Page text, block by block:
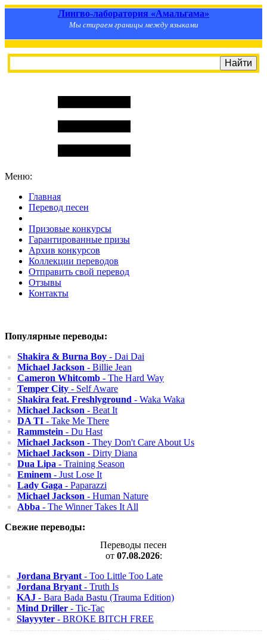
Лингво-лаборатория «Амальгама»
Мы стираем границы между языками
Меню:
Главная
Перевод песен
Призовые конкурсы
Гарантированные призы
Архив конкурсов
Коллекции переводов
Отправить свой перевод
Отзывы
Контакты
Популярные переводы:
Shakira & Burna Boy - Dai Dai
Michael Jackson - Billie Jean
Cameron Whitcomb - The Hard Way
Temper City - Self Aware
Shakira feat. Freshlyground - Waka Waka
Michael Jackson - Beat It
DA TI - Take Me There
Rammstein - Du Hast
Michael Jackson - They Don't Care About Us
Michael Jackson - Dirty Diana
Dua Lipa - Training Season
Eminem - Just Lose It
Lady Gaga - Paparazzi
Michael Jackson - Human Nature
Abba - The Winner Takes It All
Свежие переводы:
Переводы песен
от 07.08.2026:
Jordana Bryant - Too Little Too Late
Jordana Bryant - Truth Is
KAJ - Bara Bada Bastu (Trauma Edition)
Mind Driller - Tic-Tac
Slayyyter - BROKE BITCH FREE